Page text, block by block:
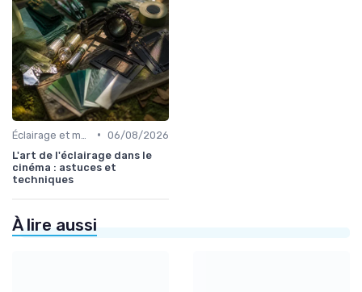
• 06/08/2026
L'art de l'éclairage dans le
cinéma : astuces et
techniques
À lire aussi